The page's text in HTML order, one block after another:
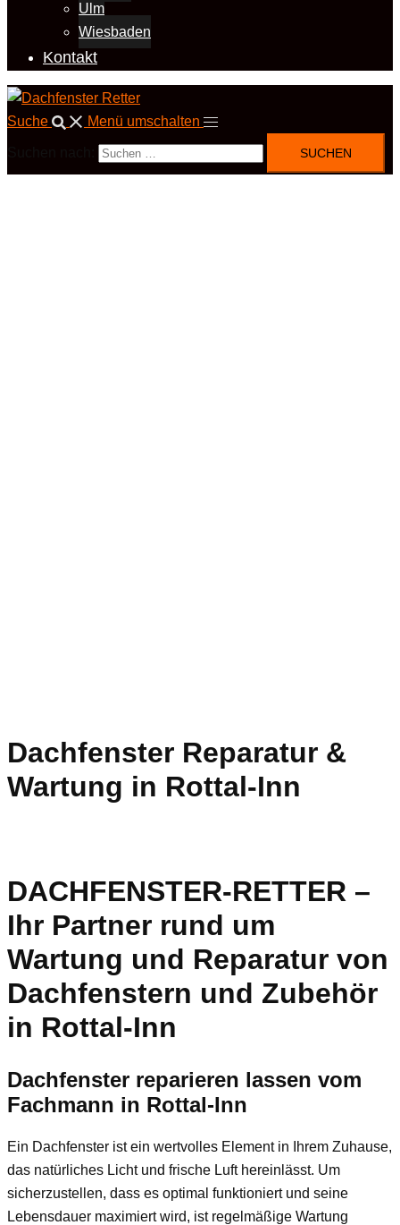
Ulm
Wiesbaden
Kontakt
Suche Menü umschalten
Dachfenster Reparatur &
Wartung in Rottal-Inn
DACHFENSTER-RETTER –
Ihr Partner rund um
Wartung und Reparatur von
Dachfenstern und Zubehör
in Rottal-Inn
Dachfenster reparieren lassen vom
Fachmann in Rottal-Inn
Ein Dachfenster ist ein wertvolles Element in Ihrem Zuhause,
das natürliches Licht und frische Luft hereinlässt. Um
sicherzustellen, dass es optimal funktioniert und seine
Lebensdauer maximiert wird, ist regelmäßige Wartung